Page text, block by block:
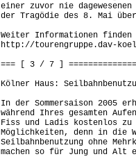
einer zuvor nie
der Tragödie des 8. Mai
Weiter Informationen finden
http://tourengruppe.dav-
=== [ 3 / 7 ]
Kölner Haus:
In der Sommersaison 2005
während Ihres gesamten
Fiss und Ladis kostenlos zu
Möglichkeiten, denn in die
Seilbahnbenutzung ohne
machen so für Jung und